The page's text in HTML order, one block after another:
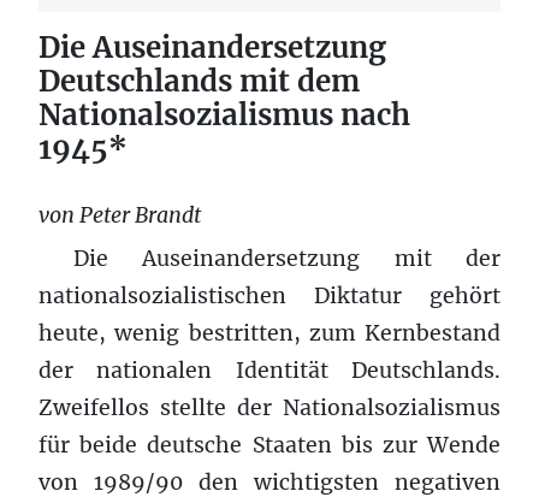
Die Auseinandersetzung
Deutschlands mit dem
Nationalsozialismus nach
1945*
von Peter Brandt
Die Auseinandersetzung mit der
nationalsozialistischen Diktatur gehört
heute, wenig bestritten, zum Kernbestand
der nationalen Identität Deutschlands.
Zweifellos stellte der Nationalsozialismus
für beide deutsche Staaten bis zur Wende
von 1989/90 den wichtigsten negativen